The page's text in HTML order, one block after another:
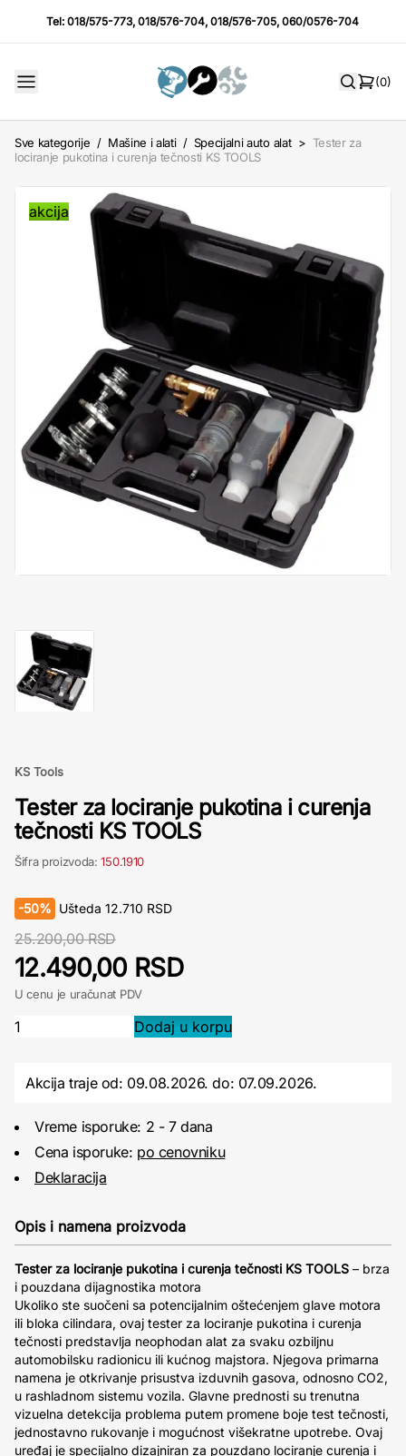
Tel:018/575-773,018/576-704,018/576-705,060/0576-704
(0)
Sve kategorije / Mašine i alati / Specijalni auto alat > Tester za
lociranje pukotina i curenja tečnosti KS TOOLS
akcija
KS Tools
Tester za lociranje pukotina i curenja
tečnosti KS TOOLS
Šifra proizvoda:150.1910
-50% Ušteda 12.710 RSD
25.200,00 RSD
12.490,00 RSD
U cenu je uračunat PDV
Akcija traje od: 09.08.2026.do: 07.09.2026.
Vreme isporuke: 2 - 7 dana
Cena isporuke: po cenovniku
Deklaracija
Opis i namena proizvoda
Tester za lociranje pukotina i curenja tečnosti KS TOOLS – brza
i pouzdana dijagnostika motora
Ukoliko ste suočeni sa potencijalnim oštećenjem glave motora
ili bloka cilindara, ovaj tester za lociranje pukotina i curenja
tečnosti predstavlja neophodan alat za svaku ozbiljnu
automobilsku radionicu ili kućnog majstora. Njegova primarna
namena je otkrivanje prisustva izduvnih gasova, odnosno CO2,
u rashladnom sistemu vozila. Glavne prednosti su trenutna
vizuelna detekcija problema putem promene boje test tečnosti,
jednostavno rukovanje i mogućnost višekratne upotrebe. Ovaj
uređaj je specijalno dizajniran za pouzdano lociranje curenja i